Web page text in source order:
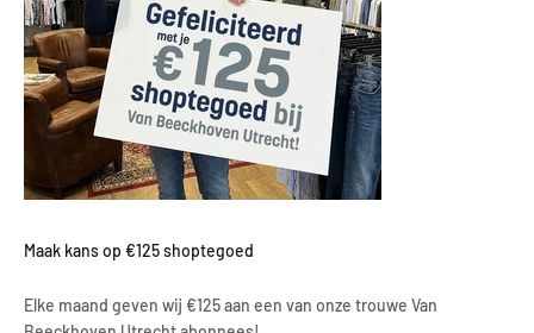
Maak kans op €125 shoptegoed
Elke maand geven wij €125 aan een van onze trouwe Van